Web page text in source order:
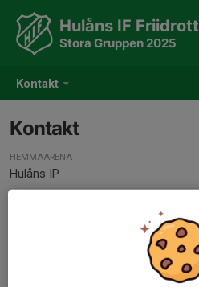
Kontakt
Hulåns IF Friidrott
Stora Gruppen 2025
Kontakt
HEMMAARENA
Hulåns IP